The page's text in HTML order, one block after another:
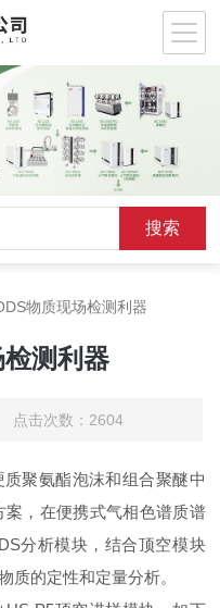
物质现场检测利器
测利器
击次数：2604
聚氨酯泡沫和组合聚醚中
，在便携式气相色谱质谱
分析模块，结合顶空模块
质的定性和定量分析。